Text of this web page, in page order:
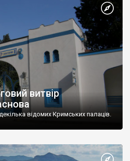
витвір
відомих Кримських палаців.